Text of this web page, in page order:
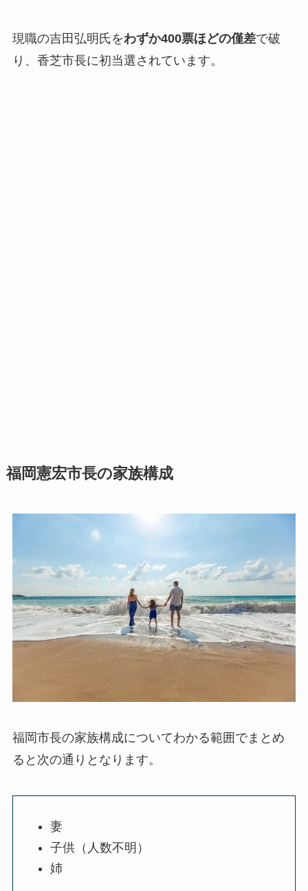
現職の吉田弘明氏をわずか400票ほどの僅差で破
り、香芝市長に初当選されています。
福岡憲宏市長の家族構成
福岡市長の家族構成についてわかる範囲でまとめ
ると次の通りとなります。
妻
子供（人数不明）
姉